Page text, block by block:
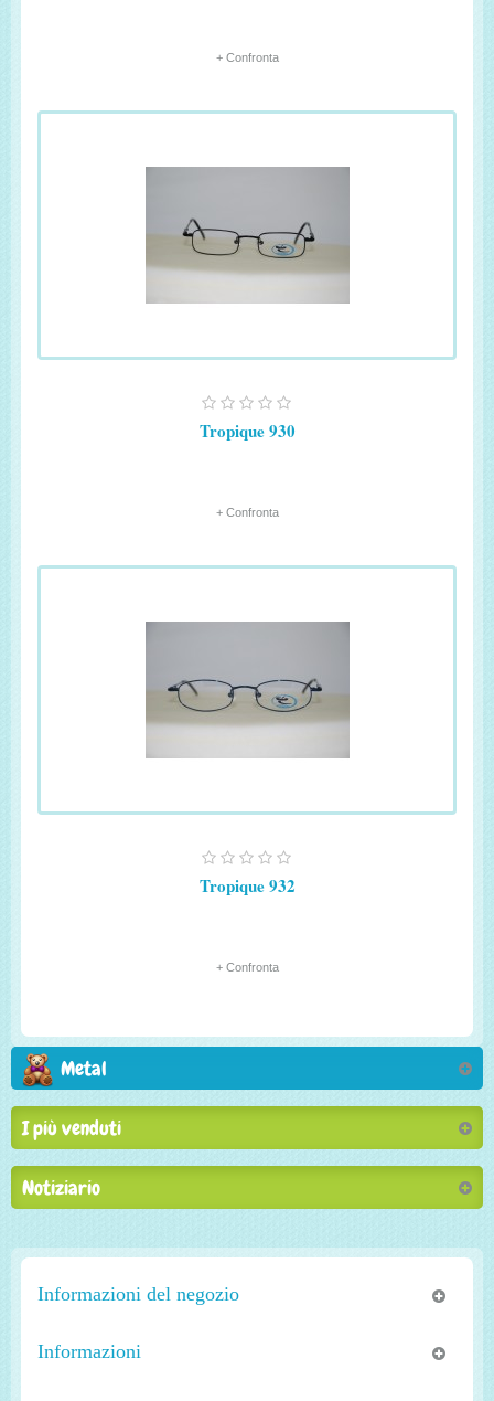
+ Confronta
Tropique 930
+ Confronta
Tropique 932
+ Confronta
Metal
I più venduti
Notiziario
Informazioni del negozio
Informazioni